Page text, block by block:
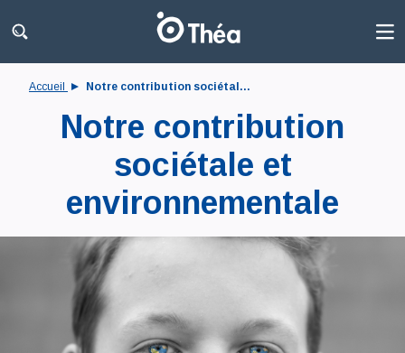
Accueil Notre contribution sociétal...
Notre contribution
sociétale et
environnementale